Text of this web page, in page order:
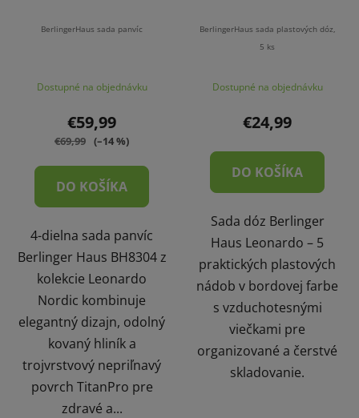
BerlingerHaus sada panvíc
Dostupné na objednávku
€59,99
€69,99 (–14 %)
DO KOŠÍKA
4-dielna sada panvíc
Berlinger Haus BH8304 z
kolekcie Leonardo
Nordic kombinuje
elegantný dizajn, odolný
kovaný hliník a
trojvrstvový nepriľnavý
povrch TitanPro pre
zdravé a...
BerlingerHaus sada plastových dóz,
5 ks
Dostupné na objednávku
€24,99
DO KOŠÍKA
Sada dóz Berlinger
Haus Leonardo – 5
praktických plastových
nádob v bordovej farbe
s vzduchotesnými
viečkami pre
organizované a čerstvé
skladovanie.